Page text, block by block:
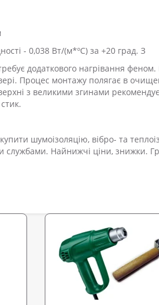
- 0,038 Вт/(м*ºС) за +20 град. З
додаткового нагрівання феном.
Процес монтажу полягає в
з великими згинами
шумоізоляцію, вібро- та
службами. Найнижчі ціни, знижки.